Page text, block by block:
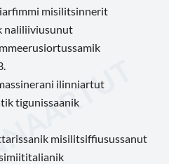
misilitsinnerit
naliliiviusunut
ilinniartut
tigunissaanik
misilitsiffiusussanut